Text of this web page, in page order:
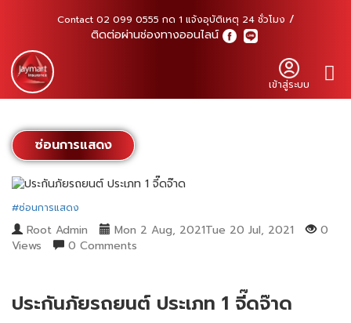
Contact 02 099 0555 กด 1 แจ้งอุบัติเหตุ 24 ชั่วโมง
ติดต่อผ่านช่องทางออนไลน์
เข้าสู่ระบบ
ซ่อนการแสดง
#ซ่อนการแสดง
Root Admin Mon 2 Aug, 2021Tue 20 Jul, 2021
0
Views
0 Comments
ประกันภัยรถยนต์ ประเภท 1 จี๊ดจ๊าด